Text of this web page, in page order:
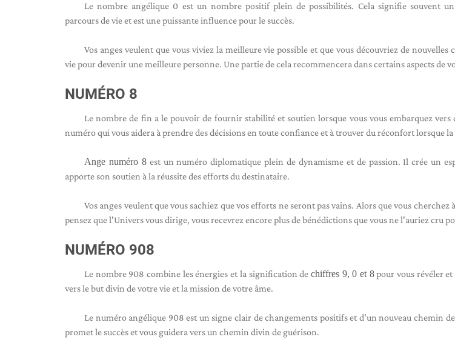
Le nombre angélique 0 est un nombre positif plein de possibilités. Cela signifie souvent
parcours de vie et est une puissante influence pour le succès.
Vos anges veulent que vous viviez la meilleure vie possible et que vous découvriez de nouvelles
vie pour devenir une meilleure personne. Une partie de cela recommencera dans certains aspects de
NUMÉRO 8
Le nombre de fin a le pouvoir de fournir stabilité et soutien lorsque vous vous embarquez vers
numéro qui vous aidera à prendre des décisions en toute confiance et à trouver du réconfort lorsque
Ange numéro 8est un numéro diplomatique plein de dynamisme et de passion. Il crée un
apporte son soutien à la réussite des efforts du destinataire.
Vos anges veulent que vous sachiez que vos efforts ne seront pas vains. Alors que vous cherchez
pensez que l'Univers vous dirige, vous recevrez encore plus de bénédictions que vous ne l'auriez cru
NUMÉRO 908
Le nombre 908 combine les énergies et la signification de chiffres 9, 0 et 8pour vous révéler
vers le but divin de votre vie et la mission de votre âme.
Le numéro angélique 908 est un signe clair de changements positifs et d'un nouveau chemin
promet le succès et vous guidera vers un chemin divin de guérison.